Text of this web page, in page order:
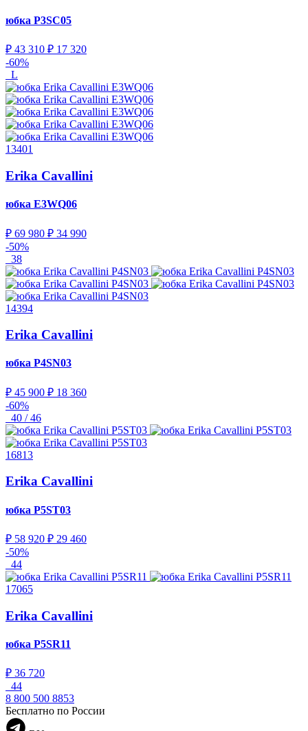
юбка P3SC05
₽ 43 310 ₽ 17 320
-60%
L
13401
Erika Cavallini
юбка E3WQ06
₽ 69 980 ₽ 34 990
-50%
38
14394
Erika Cavallini
юбка P4SN03
₽ 45 900 ₽ 18 360
-60%
40 / 46
16813
Erika Cavallini
юбка P5ST03
₽ 58 920 ₽ 29 460
-50%
44
17065
Erika Cavallini
юбка P5SR11
₽ 36 720
44
8 800 500 8853
Бесплатно по России